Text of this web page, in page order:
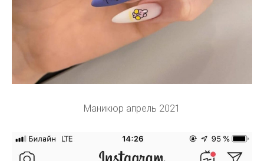
Маникюр апрель 2021